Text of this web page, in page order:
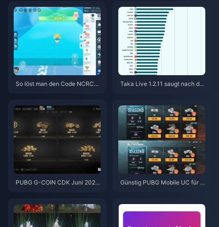
So löst man den Code NCRCK
Taka Live 1.2.11 saugt nach de
ösungen
PUBG G-COIN CDK Juni 2026:
Günstig PUBG Mobile UC für di
beste Pakete & sicheres Auflad
en